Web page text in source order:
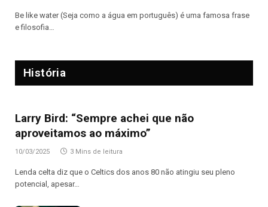
Be like water (Seja como a água em português) é uma famosa frase
e filosofia…
História
Larry Bird: “Sempre achei que não
aproveitamos ao máximo”
10/03/2025 3 Mins de leitura
Lenda celta diz que o Celtics dos anos 80 não atingiu seu pleno
potencial, apesar…